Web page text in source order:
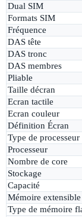
Dual SIM
Formats SIM
Fréquence
DAS tête
DAS tronc
DAS membres
Pliable
Taille décran
Ecran tactile
Ecran couleur
Définition Écran
Type de processeur
Processeur
Nombre de core
Stockage
Capacité
Mémoire extensible
Type de mémoire